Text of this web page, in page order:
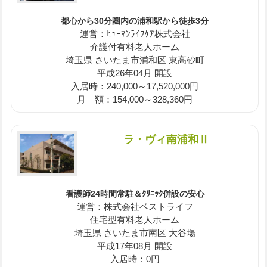
都心から30分圏内の浦和駅から徒歩3分
運営：ﾋｭｰﾏﾝﾗｲﾌｹｱ株式会社
介護付有料老人ホーム
埼玉県 さいたま市浦和区 東高砂町
平成26年04月 開設
入居時：240,000～17,520,000円
月 額：154,000～328,360円
ラ・ヴィ南浦和Ⅱ
看護師24時間常駐＆ｸﾘﾆｯｸ併設の安心
運営：株式会社ベストライフ
住宅型有料老人ホーム
埼玉県 さいたま市南区 大谷場
平成17年08月 開設
入居時：0円